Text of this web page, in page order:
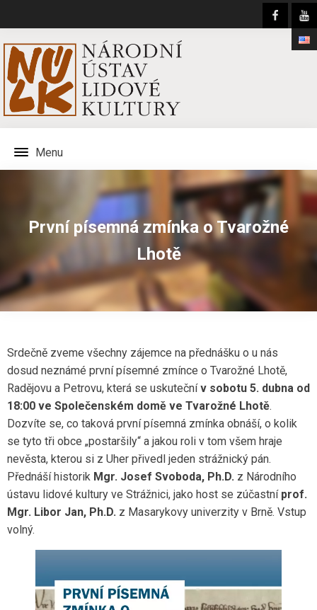
Menu
První písemná zmínka o Tvarožné
Lhotě
Srdečně zveme všechny zájemce na přednášku o u nás
dosud neznámé první písemné zmínce o Tvarožné Lhotě,
Radějovu a Petrovu, která se uskutečnív sobotu 5. dubna od
18:00 ve Společenském domě ve Tvarožné Lhotě.
Dozvíte se, co taková první písemná zmínka obnáší, o kolik
se tyto tři obce „postaršily“ a jakou roli v tom všem hraje
nevěsta, kterou si z Uher přivedl jeden strážnický pán.
Přednáší historik Mgr. Josef Svoboda, Ph.D. z Národního
ústavu lidové kultury ve Strážnici, jako host se zúčastní prof.
Mgr. Libor Jan, Ph.D. z Masarykovy univerzity v Brně. Vstup
volný.